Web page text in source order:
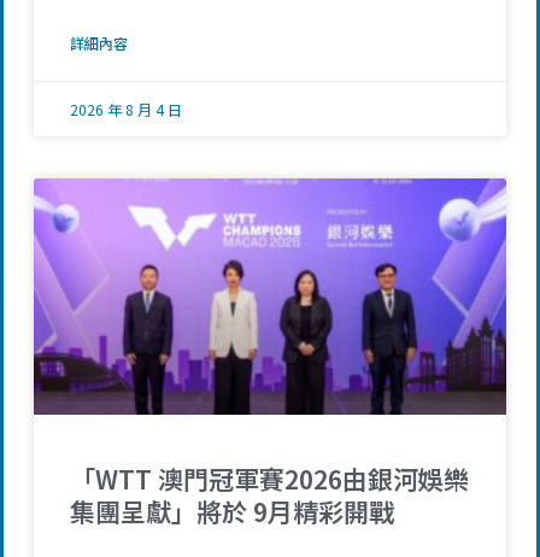
詳細內容
2026 年 8 月 4 日
「WTT 澳門冠軍賽2026由銀河娛樂
集團呈獻」將於 9月精彩開戰